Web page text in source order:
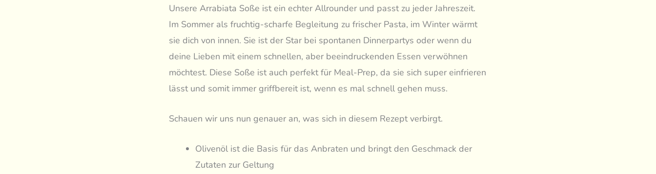
Unsere Arrabiata Soße ist ein echter Allrounder und passt zu jeder Jahreszeit.
Im Sommer als fruchtig-scharfe Begleitung zu frischer Pasta, im Winter wärmt
sie dich von innen. Sie ist der Star bei spontanen Dinnerpartys oder wenn du
deine Lieben mit einem schnellen, aber beeindruckenden Essen verwöhnen
möchtest. Diese Soße ist auch perfekt für Meal-Prep, da sie sich super einfrieren
lässt und somit immer griffbereit ist, wenn es mal schnell gehen muss.
Schauen wir uns nun genauer an, was sich in diesem Rezept verbirgt.
Olivenöl ist die Basis für das Anbraten und bringt den Geschmack der
Zutaten zur Geltung